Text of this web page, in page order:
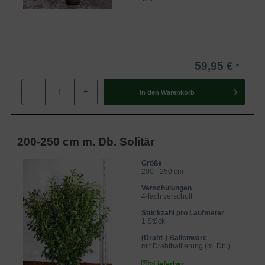
ganzjährig verpflanzen. Wir empfehlen Ihnen jedoch die
Pflanzzeit im Frühjahr (Februar bis April) oder Herbst
(September bis November) zu wählen. Im Frühjahr sollten
Sie aufgrund der vorhergegangenen Trockenheitsperiode
Pflanzzeit im Herbst eignet sich besonders gut, da die Erde
und sich somit optimal auf das Wurzelwachstum und die
Entwicklung der Pflanze auswirkt.
Rückschnitt
Der Prunus laurocerasus ‘Novita’ hat einen Jahreszuwachs
von bis zu 40 cm und sollte aufgrund dessen regelmäßig
beschnitten werden. Empfehlenswert ist ein zweimaliger
59,95 €
- + In den Warenkorb
200-250 cm m. Db. Solitär
Größe
200 - 250 cm
Verschulungen
4-fach verschult
Stückzahl pro Laufmeter
1 Stück
(Draht-) Ballenware
mit Drahtballierung (m. Db.)